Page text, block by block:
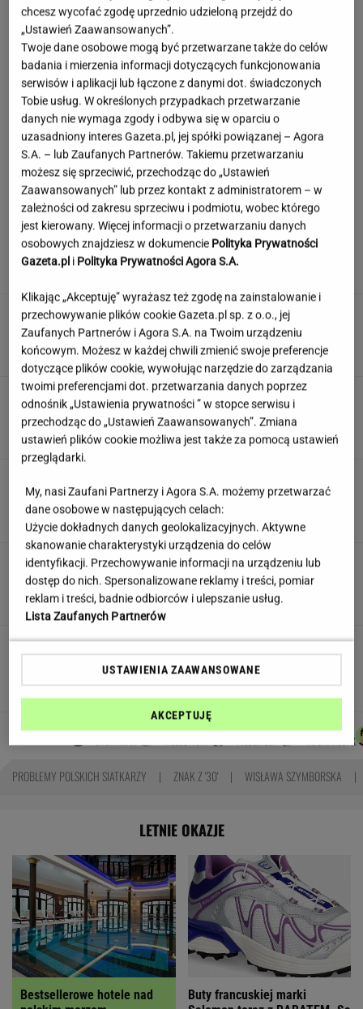
Lewandowska w ogniu krytyki za
wakacje bez dzieci. Hyży się odpaliła
Tak Nawrocki wymyka się spod
kontroli PiS. "Znalazł się w pułapce"
SUBSKRYPCJA
Quiz. Gdzie leży Kapsztad, a gdzie Zurych? To
test dla wyjadaczy!
naprawdę wygląda edukacja domowa
MATERIAŁ PROMOCYJNY
Partnerka Litewki po jego
śmierci: Niektórzy zlecieli się jak sępy
SUBSKRYPCJA
Oto darmowy sposób na
odcinkowe pomiary prędkości. Polski program
TOMASZ OKUROWSKI
Autorzy:
ŁUKASZ
MARCIN
AGNIESZKA
MACIEK
KUCHARCZYK
PROBLEMY POLSKICH SIATKARZY ZNAK Z '30' WISŁAWA SZYMBORSKA
LETNIE OKAZJE
Bestsellerowe hotele nad
Buty francuskiej marki
chcesz wycofać zgodę uprzednio udzieloną przejdź do
„Ustawień Zaawansowanych”.
Twoje dane osobowe mogą być przetwarzane także do celów
badania i mierzenia informacji dotyczących funkcjonowania
serwisów i aplikacji lub łączone z danymi dot. świadczonych
Tobie usług. W określonych przypadkach przetwarzanie
danych nie wymaga zgody i odbywa się w oparciu o
uzasadniony interes Gazeta.pl, jej spółki powiązanej – Agora
S.A. – lub Zaufanych Partnerów. Takiemu przetwarzaniu
możesz się sprzeciwić, przechodząc do „Ustawień
Zaawansowanych” lub przez kontakt z administratorem – w
zależności od zakresu sprzeciwu i podmiotu, wobec którego
jest kierowany. Więcej informacji o przetwarzaniu danych
osobowych znajdziesz w dokumencie Polityka Prywatności
Gazeta.pl i Polityka Prywatności Agora S.A.
Klikając „Akceptuję” wyrażasz też zgodę na zainstalowanie i
przechowywanie plików cookie Gazeta.pl sp. z o.o., jej
Zaufanych Partnerów i Agora S.A. na Twoim urządzeniu
końcowym. Możesz w każdej chwili zmienić swoje preferencje
dotyczące plików cookie, wywołując narzędzie do zarządzania
twoimi preferencjami dot. przetwarzania danych poprzez
odnośnik „Ustawienia prywatności ” w stopce serwisu i
przechodząc do „Ustawień Zaawansowanych”. Zmiana
ustawień plików cookie możliwa jest także za pomocą ustawień
przeglądarki.
My, nasi Zaufani Partnerzy i Agora S.A. możemy przetwarzać
dane osobowe w następujących celach:
Użycie dokładnych danych geolokalizacyjnych. Aktywne
skanowanie charakterystyki urządzenia do celów
identyfikacji. Przechowywanie informacji na urządzeniu lub
dostęp do nich. Spersonalizowane reklamy i treści, pomiar
reklam i treści, badnie odbiorców i ulepszanie usług.
Lista Zaufanych Partnerów
USTAWIENIA ZAAWANSOWANE
AKCEPTUJĘ